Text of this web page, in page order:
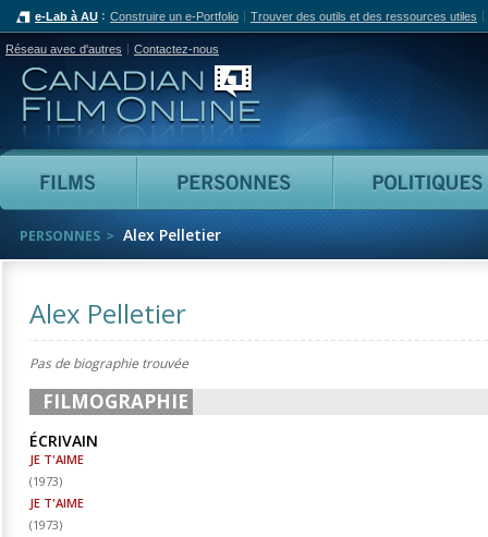
e-Lab à AU Construire un e-Portfolio Trouver des outils et des ressources utiles
Réseau avec d'autres Contactez-nous
Canadian Film Online
Films Personnes
PERSONNES Alex Pelletier
Alex Pelletier
Pas de biographie trouvée
FILMOGRAPHIE
ÉCRIVAIN
JE T'AIME
(1973)
JE T'AIME
(1973)